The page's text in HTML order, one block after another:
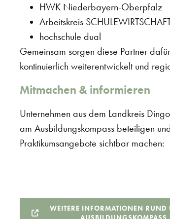
HWK Niederbayern-Oberpfalz
Arbeitskreis
hochschule dual
Gemeinsam sorgen diese Partner
kontinuierlich weiterentwickelt und
Mitmachen & informieren
Unternehmen aus dem Landkreis
am Ausbildungskompass beteiligen
Praktikumsangebote sichtbar machen:
WEITERE INFORMATIONEN RUND